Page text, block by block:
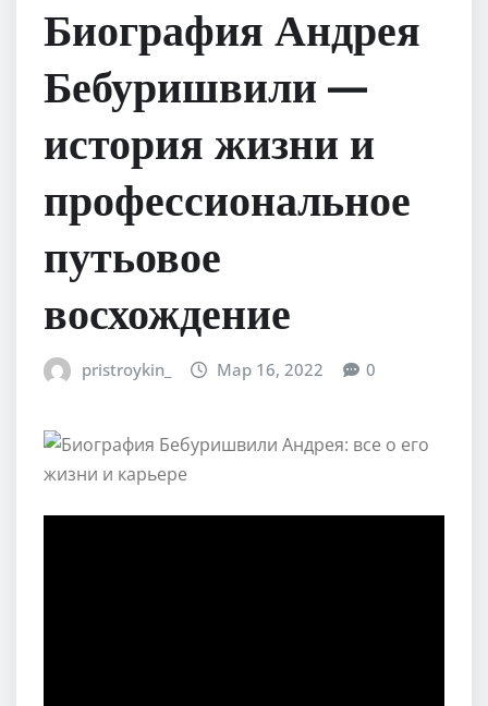
Биография Андрея
Бебуришвили —
история жизни и
профессиональное
путьовое
восхождение
pristroykin_ Мар 16, 2022 0